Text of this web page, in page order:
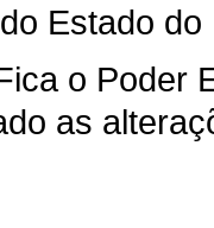
Estado do
o Poder
as